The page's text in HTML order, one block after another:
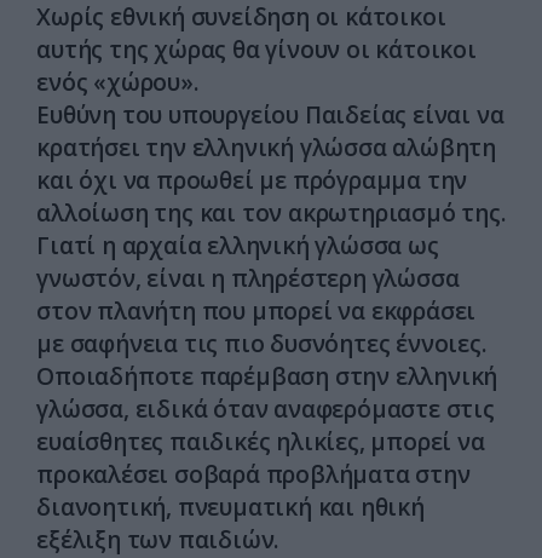
Χωρίς εθνική συνείδηση οι κάτοικοι
αυτής της χώρας θα γίνουν οι κάτοικοι
ενός «χώρου».
Ευθύνη του υπουργείου Παιδείας είναι να
κρατήσει την ελληνική γλώσσα αλώβητη
και όχι να προωθεί με πρόγραμμα την
αλλοίωση της και τον ακρωτηριασμό της.
Γιατί η αρχαία ελληνική γλώσσα ως
γνωστόν, είναι η πληρέστερη γλώσσα
στον πλανήτη που μπορεί να εκφράσει
με σαφήνεια τις πιο δυσνόητες έννοιες.
Οποιαδήποτε παρέμβαση στην ελληνική
γλώσσα, ειδικά όταν αναφερόμαστε στις
ευαίσθητες παιδικές ηλικίες, μπορεί να
προκαλέσει σοβαρά προβλήματα στην
διανοητική, πνευματική και ηθική
εξέλιξη των παιδιών.